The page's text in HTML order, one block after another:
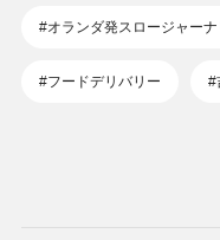
#オランダ発スロージャーナ
#フードデリバリー #